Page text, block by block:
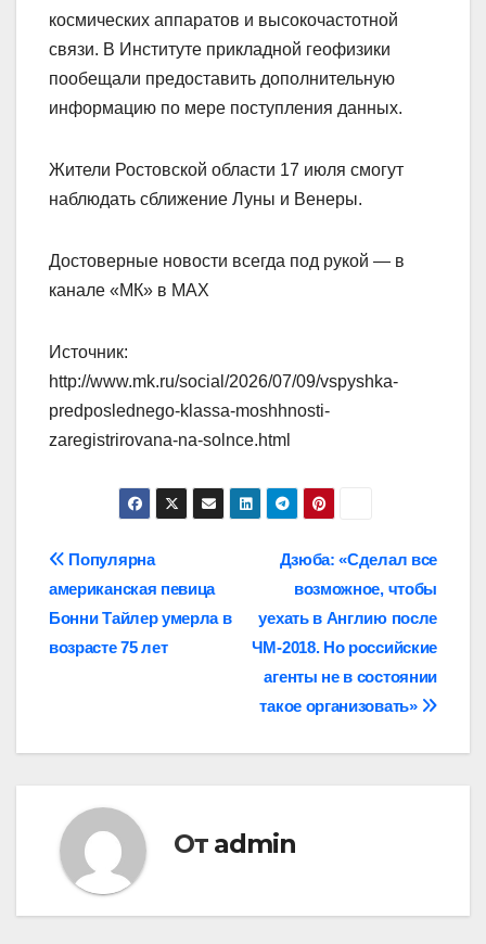
космических аппаратов и высокочастотной
связи. В Институте прикладной геофизики
пообещали предоставить дополнительную
информацию по мере поступления данных.
Жители Ростовской области 17 июля смогут
наблюдать сближение Луны и Венеры.
Достоверные новости всегда под рукой — в
канале «МК» в MAX
Источник:
http://www.mk.ru/social/2026/07/09/vspyshka-
predposlednego-klassa-moshhnosti-
zaregistrirovana-na-solnce.html
Навигация
по
записям
Дзюба: «Сделал все
возможное, чтобы
уехать в Англию после
ЧМ‑2018. Но российские
агенты не в состоянии
такое организовать»
Популярна
американская певица
Бонни Тайлер умерла в
возрасте 75 лет
От admin